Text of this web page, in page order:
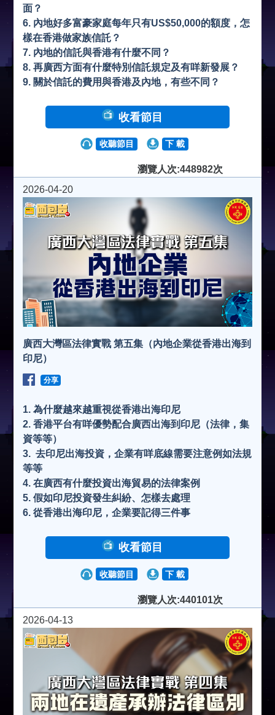
面？
6. ⁠內地好多富豪家庭每年只有US$50,000的額度，怎
樣在香港做家族信託？
7. ⁠內地的信託與香港有什麼不同？
8. ⁠再廣西方面有什麼特別信託規定及有咩新發展？
9. ⁠關於信託的費用與香港及內地，有些不同？
收看節目
收聽節目 下 載
瀏覽人次:448982次
2026-04-20
廣西大灣區法律實戰 第五集（內地企業從香港出海到
印尼）
分享
1. 為什麼越來越重視從香港出海印尼
2. ⁠香港平台有咩優勢配合廣西出海到印尼（法律，集
資等等）
3. ⁠ 去印尼出海投資，企業有咩底線需要注意例如法規
等等
4. ⁠在廣西有什麼投資出海貿易的法律案例
5. ⁠假如印尼投資發生糾紛、怎樣去處理
6. ⁠從香港出海印尼，企業要記得三件事
收看節目
收聽節目 下 載
瀏覽人次:440101次
2026-04-13